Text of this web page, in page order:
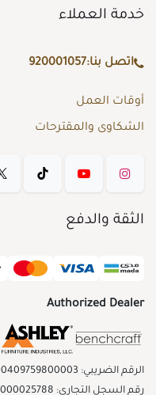
خدمة العملاء
اتصل بنا:920001057
أوقات العمل
الشكاوى والمقترحات
الثقة والدفع
Authorized Dealer
الرقم الضريبي: 300409759800003
رقم السجل التجاري: 7000025788